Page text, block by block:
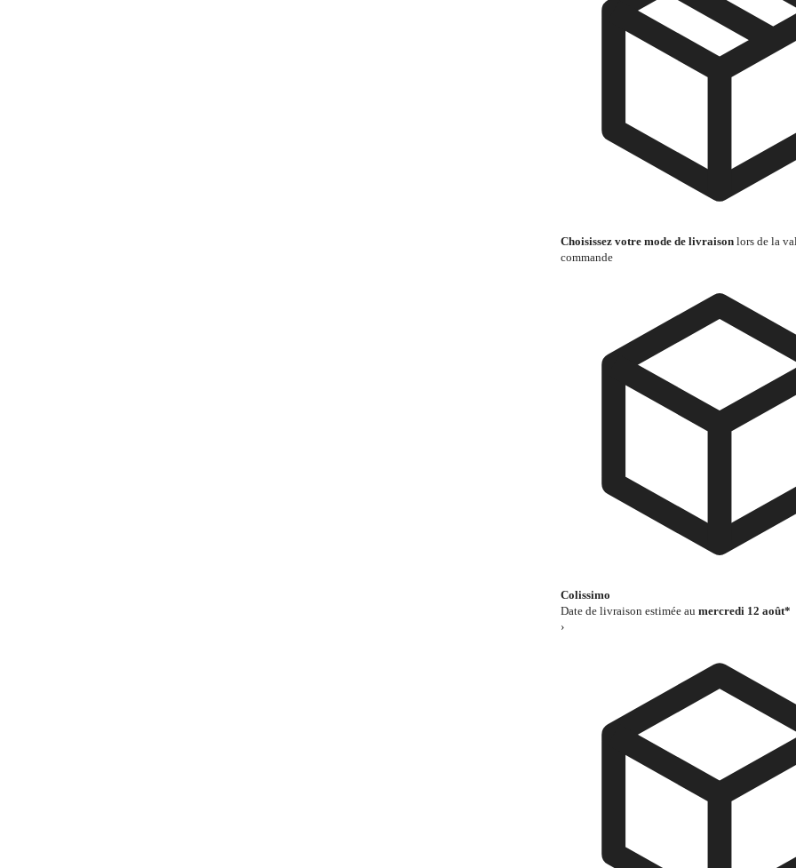
Choisissez votre mode de livraison lors de la
commande
Colissimo
Date de livraison estimée au mercredi 12 août*
›